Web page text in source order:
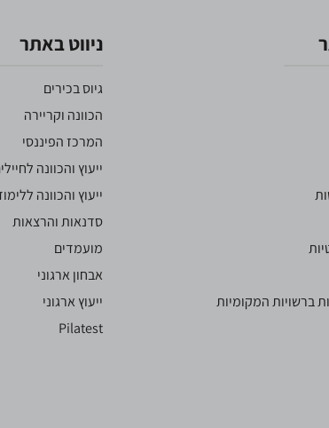
ברשויות המקומיות
ניווט באתר
גיוס בכירים
הכוונה וקריירה
המרכז הפיננסי
ייעוץ והכוונה
ייעוץ והכוונה
סדנאות והרצאות
מועמדים
אבחון ארגוני
ייעוץ ארגוני
Pilatest